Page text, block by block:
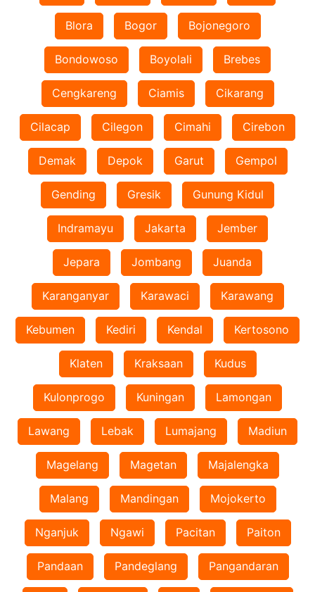
Blora Bogor Bojonegoro
Bondowoso Boyolali Brebes
Cengkareng Ciamis Cikarang
Cilacap Cilegon Cimahi Cirebon
Demak Depok Garut Gempol
Gending Gresik Gunung Kidul
Indramayu Jakarta Jember
Jepara Jombang Juanda
Karanganyar Karawaci Karawang
Kebumen Kediri Kendal Kertosono
Klaten Kraksaan Kudus
Kulonprogo Kuningan Lamongan
Lawang Lebak Lumajang Madiun
Magelang Magetan Majalengka
Malang Mandingan Mojokerto
Nganjuk Ngawi Pacitan Paiton
Pandaan Pandeglang Pangandaran